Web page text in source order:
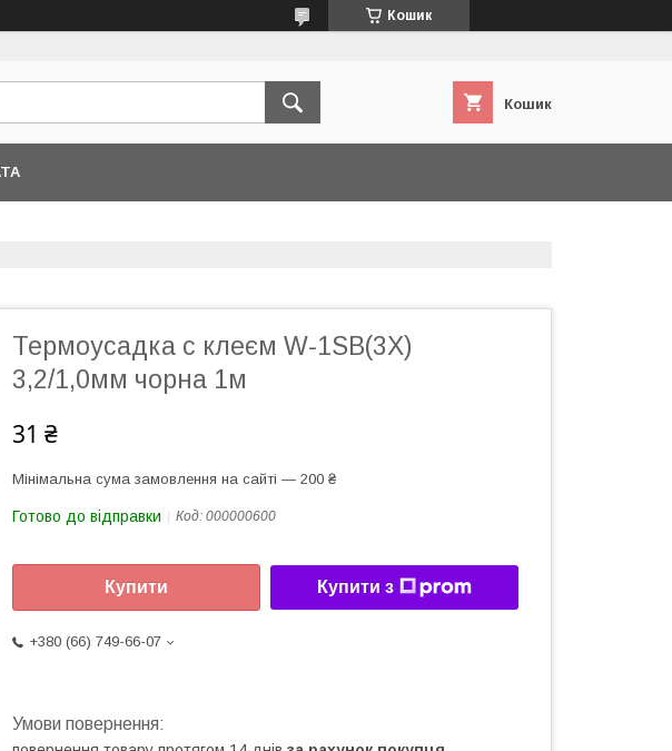
Кошик
Кошик
Термоусадка с клеєм W-1SB(3X)
3,2/1,0мм чорна 1м
31 ₴
Мінімальна сума замовлення на сайті — 200 ₴
Готово до відправки Код: 000000600
Купити Купити з
+380 (66) 749-66-07